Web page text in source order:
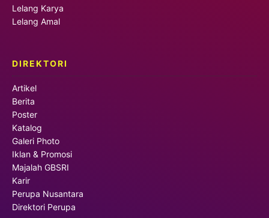
Lelang Karya
Lelang Amal
DIREKTORI
Artikel
Berita
Poster
Katalog
Galeri Photo
Iklan & Promosi
Majalah GBSRI
Karir
Perupa Nusantara
Direktori Perupa